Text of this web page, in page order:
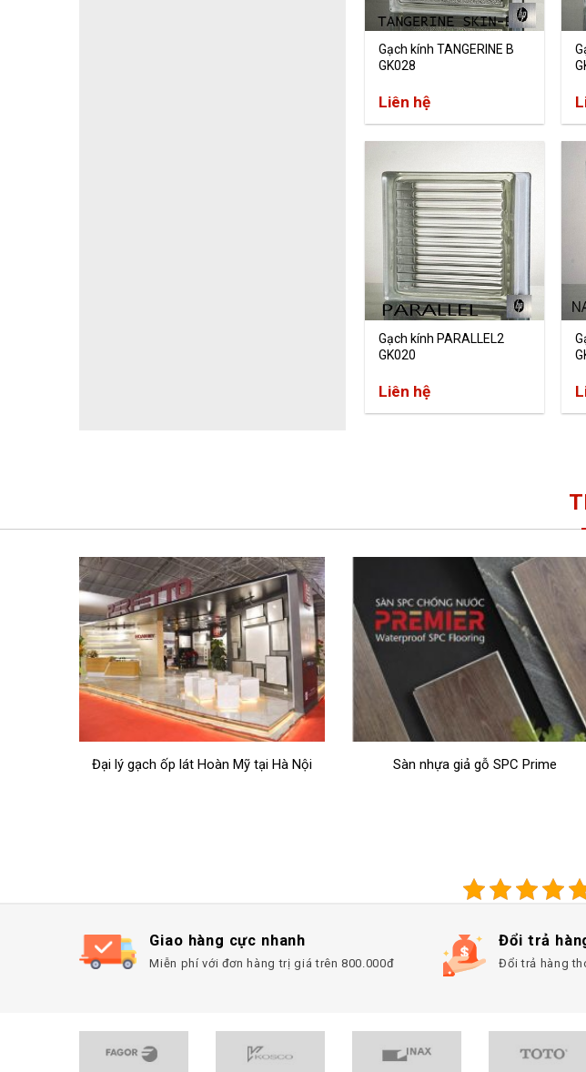
Gạch kính TANGERINE B
GK028
Liên hệ
Gạch kính PARALLEL2
GK020
Liên hệ
Sàn nhựa giả gỗ SPC Prime Đại lý gạch ốp lát Vitto tại Hà Nội
Giao hàng cực nhanh
Miễn phí với đơn hàng trị giá trên 800.000đ
Đổi trả
Đổi trả hàng